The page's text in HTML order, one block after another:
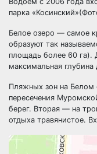
парка
Белое озеро — самое
образуют так
площадь более 60 га).
максимальная
Пляжных зон на
пересечения
берег. Вторая — на
отдыха травянистое.